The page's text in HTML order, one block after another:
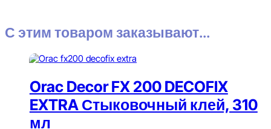
С этим товаром заказывают...
Orac Decor FX 200 DECOFIX
EXTRA Стыковочный клей, 310
мл